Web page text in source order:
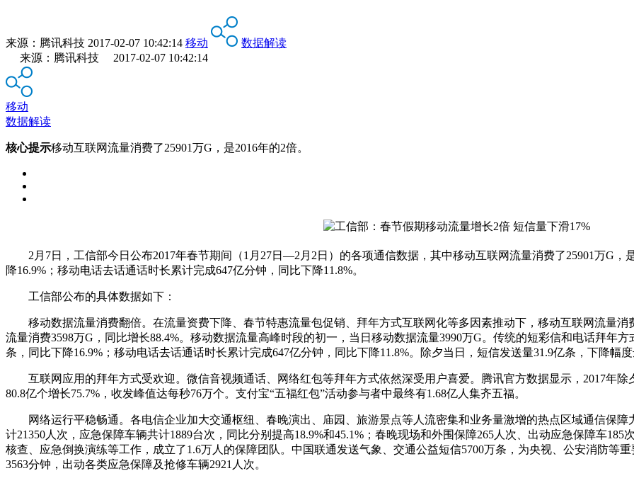
来源： 腾讯科技 2017-02-07 10:42:14 移动
数据解读
来源：腾讯科技 2017-02-07 10:42:14
移动
数据解读
核心提示移动互联网流量消费了25901万G，是2016年的2倍。
2月7日，工信部今日公布2017年春节期间（1月27日—2月2日）的各项通信数据，其中移动互联网流量消费了25901万G，
降16.9%；移动电话去话通话时长累计完成647亿分钟，同比下降11.8%。
工信部公布的具体数据如下：
移动数据流量消费翻倍。在流量资费下降、春节特惠流量包促销、拜年方式互联网化等多因素推动下，移动互联网流量消
流量消费3598万G，同比增长88.4%。移动数据流量高峰时段的初一，当日移动数据流量3990万G。传统的短彩信和电话拜年
条，同比下降16.9%；移动电话去话通话时长累计完成647亿分钟，同比下降11.8%。除夕当日，短信发送量31.9亿条，下降幅度
互联网应用的拜年方式受欢迎。微信音视频通话、网络红包等拜年方式依然深受用户喜爱。腾讯官方数据显示，2017年除
80.8亿个增长75.7%，收发峰值达每秒76万个。支付宝“五福红包”活动参与者中最终有1.68亿人集齐五福。
网络运行平稳畅通。各电信企业加大交通枢纽、春晚演出、庙园、旅游景点等人流密集和业务量激增的热点区域通信保障
计21350人次，应急保障车辆共计1889台次，同比分别提高18.9%和45.1%；春晚现场和外围保障265人次、出动应急保障车
核查、应急倒换演练等工作，成立了1.6万人的保障团队。中国联通发送气象、交通公益短信5700万条，为央视、公安消防等
3563分钟，出动各类应急保障及抢修车辆2921人次。